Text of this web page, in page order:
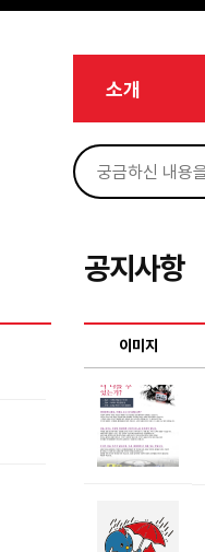
소개
공지사항
이미지